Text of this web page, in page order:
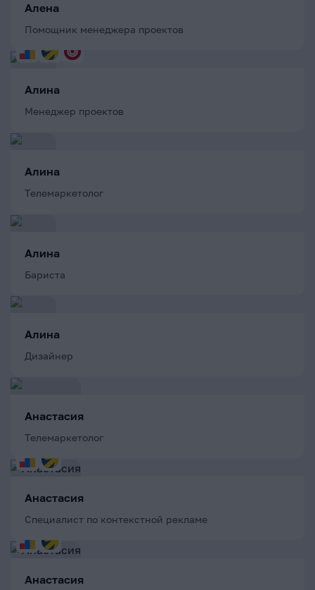
Алена
Помощник менеджера проектов
Алина
Менеджер проектов
Алина
Телемаркетолог
Алина
Бариста
Алина
Дизайнер
Анастасия
Телемаркетолог
Анастасия
Специалист по контекстной рекламе
Анастасия